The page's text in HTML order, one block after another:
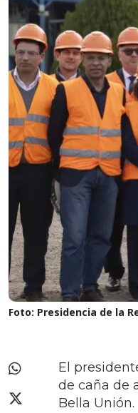
Foto: Presidencia de la
El
de caña de
Bella Unión.